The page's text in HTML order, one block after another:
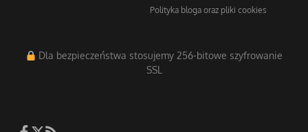
Polityka bloga oraz pliki cookies
Dla bezpieczeństwa stosujemy 256-bitowe szyfrowanie
SSL